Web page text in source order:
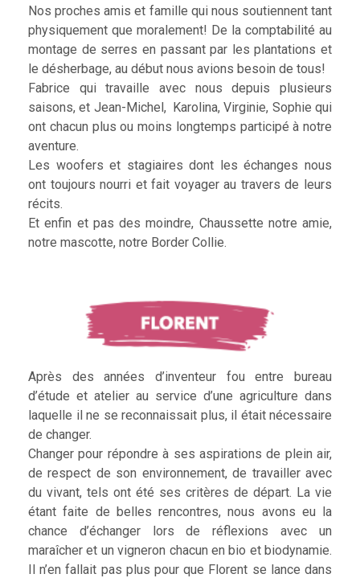
Nos proches amis et famille qui nous soutiennent tant
physiquement que moralement! De la comptabilité au
montage de serres en passant par les plantations et
le désherbage, au début nous avions besoin de tous!
Fabrice qui travaille avec nous depuis plusieurs
saisons, et Jean-Michel, Karolina, Virginie, Sophie qui
ont chacun plus ou moins longtemps participé à notre
aventure.
Les woofers et stagiaires dont les échanges nous
ont toujours nourri et fait voyager au travers de leurs
récits.
Et enfin et pas des moindre, Chaussette notre amie,
notre mascotte, notre Border Collie.
Après des années d’inventeur fou entre bureau
d’étude et atelier au service d’une agriculture dans
laquelle il ne se reconnaissait plus, il était nécessaire
de changer.
Changer pour répondre à ses aspirations de plein air,
de respect de son environnement, de travailler avec
du vivant, tels ont été ses critères de départ. La vie
étant faite de belles rencontres, nous avons eu la
chance d’échanger lors de réflexions avec un
maraîcher et un vigneron chacun en bio et biodynamie.
Il n’en fallait pas plus pour que Florent se lance dans